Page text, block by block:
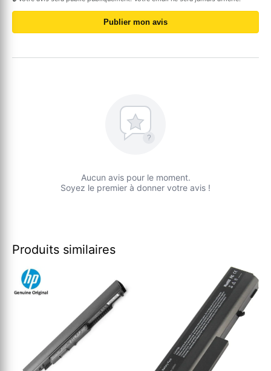
Publier mon avis
?
Aucun avis pour le moment.
Soyez le premier à donner votre avis !
Produits similaires